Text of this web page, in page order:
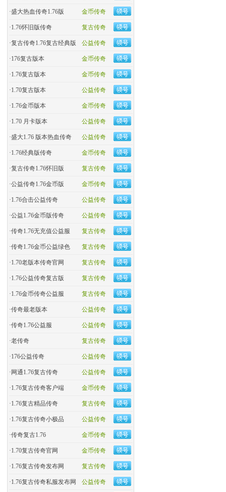
金币传奇
·盛大热血传奇1.76版
复古传奇
·1.76怀旧版传奇
公益传奇
·复古传奇1.76复古经典版
金币传奇
·176复古版本
金币传奇
·1.76复古版本
公益传奇
·1.70复古版本
金币传奇
·1.76金币版本
公益传奇
·1.70 月卡版本
公益传奇
·盛大1.76 版本热血传奇
金币传奇
·​1.76经典版传奇
复古传奇
·复古传奇1.76怀旧版
金币传奇
·​公益传奇1.76金币版
公益传奇
·1.76合击公益传奇
公益传奇
·公益1.76金币版传奇
复古传奇
·传奇1.76无充值公益服
复古传奇
·传奇1.76金币公益绿色
复古传奇
·1.70老版本传奇官网
复古传奇
·1.76公益传奇复古版
复古传奇
·​1.76金币传奇公益服
公益传奇
·​传奇最老版本
公益传奇
·传奇1.76公益服
复古传奇
·老传奇
公益传奇
·176公益传奇
公益传奇
· 网通1.76复古传奇
金币传奇
·1.76复古传奇客户端
复古传奇
·1.76复古精品传奇
公益传奇
·1.76复古传奇小极品
金币传奇
·传奇复古1.76
金币传奇
·1.70复古传奇官网
复古传奇
·1.76复古传奇发布网
公益传奇
·1.76复古传奇私服发布网